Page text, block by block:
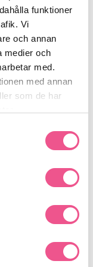
funktioner
Vi
och annan
medier och
med.
med annan
som de har
När du bevakar
i enlighet